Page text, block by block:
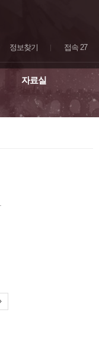
정보찾기 접속 27
자료실